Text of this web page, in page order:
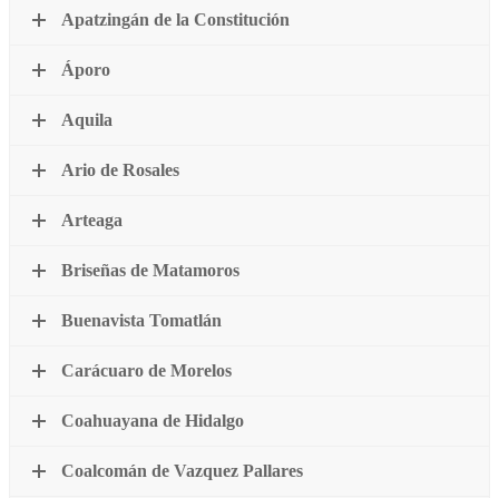
Apatzingán de la Constitución
Áporo
Aquila
Ario de Rosales
Arteaga
Briseñas de Matamoros
Buenavista Tomatlán
Carácuaro de Morelos
Coahuayana de Hidalgo
Coalcomán de Vazquez Pallares